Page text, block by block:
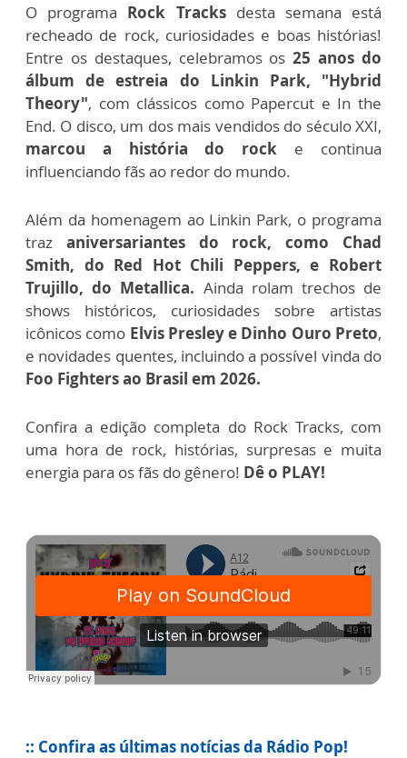
O programa Rock Tracksdesta semana está
recheado de rock, curiosidades e boas histórias!
Entre os destaques, celebramos os25 anos do
álbum de estreia do Linkin Park, "Hybrid
Theory", com clássicos como Papercut e In the
End. O disco, um dos mais vendidos do século XXI,
marcou a história do rock e continua
influenciando fãs ao redor do mundo.
Além da homenagem ao Linkin Park, o programa
traz aniversariantes do rock, como Chad
Smith, do Red Hot Chili Peppers, e Robert
Trujillo, do Metallica. Ainda rolam trechos de
shows históricos, curiosidades sobre artistas
icônicos como Elvis Presley e Dinho Ouro Preto,
e novidades quentes, incluindo a possível vinda do
Foo Fighters ao Brasil em 2026.
Confira a edição completa do Rock Tracks, com
uma hora de rock, histórias, surpresas e muita
energia para os fãs do gênero! Dê o PLAY!
:: Confira as últimas notícias da Rádio Pop!